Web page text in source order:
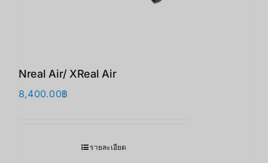
Nreal Air/ XReal Air
8,400.00฿
รายละเอียด